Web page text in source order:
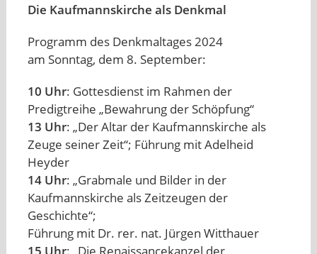
Die Kaufmannskirche als Denkmal
Programm des Denkmaltages 2024
am Sonntag, dem 8. September:
10 Uhr: Gottesdienst im Rahmen der
Predigtreihe „Bewahrung der Schöpfung“
13 Uhr: „Der Altar der Kaufmannskirche als
Zeuge seiner Zeit“; Führung mit Adelheid
Heyder
14 Uhr: „Grabmale und Bilder in der
Kaufmannskirche als Zeitzeugen der
Geschichte“;
Führung mit Dr. rer. nat. Jürgen Witthauer
15 Uhr: „Die Renaissancekanzel der